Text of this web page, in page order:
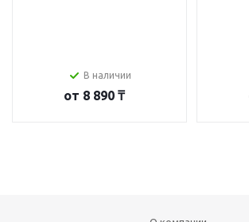
В наличии
от 8 890 ₸